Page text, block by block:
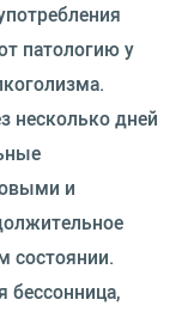
патологию у
несколько дней
и
состоянии.
бессонница,